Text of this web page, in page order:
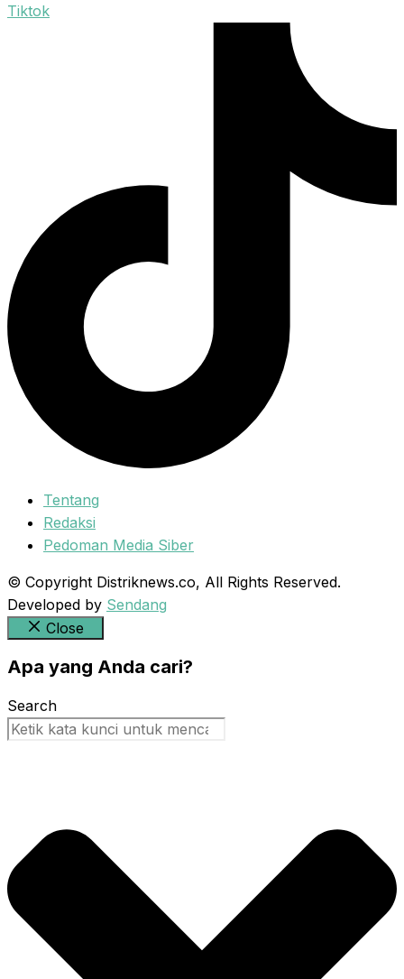
Tiktok
Tentang
Redaksi
Pedoman Media Siber
© Copyright Distriknews.co, All Rights Reserved.
Developed by Sendang
Close
Apa yang Anda cari?
Search